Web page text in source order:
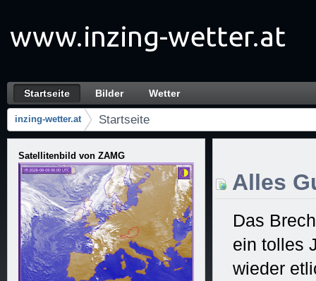
Startseite
Navigation
Startseite Bilder Wetter
Brotkrumen (Wo bin ich?)
inzing-wetter.at Startseite
Satellitenbild von ZAMG
Alles
Das
ein tolles
wieder